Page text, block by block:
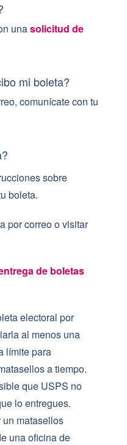
unasolicitud de
mi boleta?
comunícate con tu
sobre
boleta.
por correo o visitar
de boletas
electoral por
al menos una
límite para
a tiempo.
que USPS no
lo entregues.
matasellos
una oficina de